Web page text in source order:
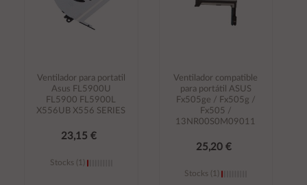
Ventilador para portatil
Asus FL5900U
FL5900 FL5900L
X556UB X556 SERIES
23,15 €
Stocks (1)
Ventilador compatible
para portátil ASUS
Fx505ge / Fx505g /
Fx505 /
13NR00S0M09011
25,20 €
Stocks (1)